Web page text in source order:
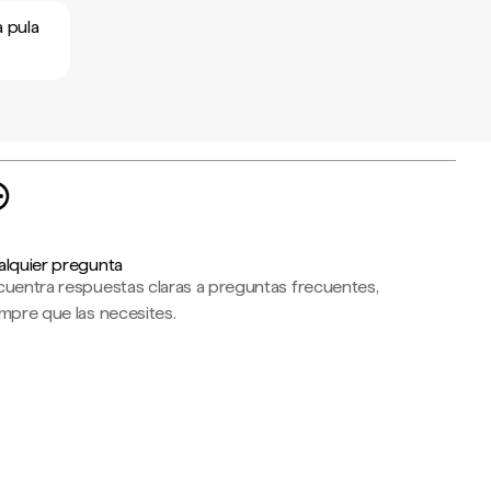
pula
pregunta
respuestas claras a preguntas frecuentes,
que las necesites.